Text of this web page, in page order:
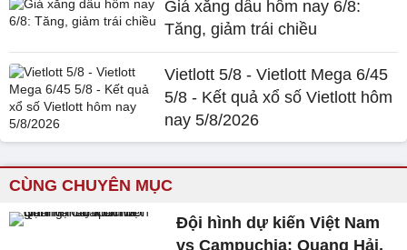
Giá xăng dầu hôm nay 6/8:
Tăng, giảm trái chiều
Vietlott 5/8 - Vietlott Mega 6/45
5/8 - Kết quả xổ số Vietlott hôm
nay 5/8/2026
CÙNG CHUYÊN MỤC
Đội hình dự kiến Việt Nam
vs Campuchia: Quang Hải,